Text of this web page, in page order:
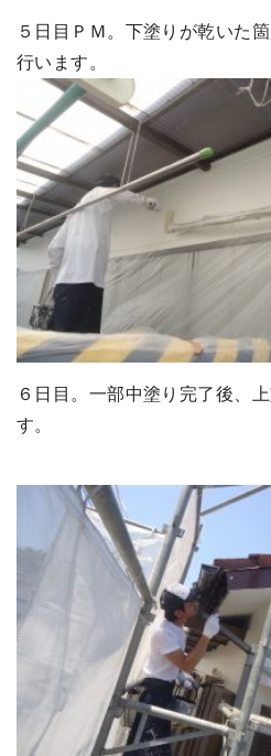
５日目ＰＭ。下塗りが乾いた
行います。
６日目。一部中塗り完了後、
す。